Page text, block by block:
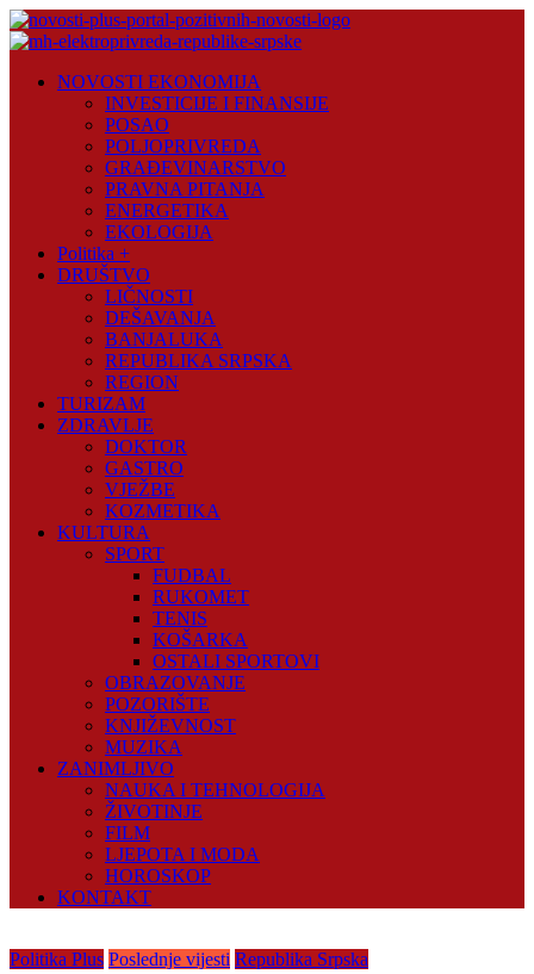
Skip
to
Plus
NOVOSTI EKONOMIJA
INVESTICIJE I FINANSIJE
POSAO
POLJOPRIVREDA
GRAĐEVINARSTVO
PRAVNA PITANJA
ENERGETIKA
EKOLOGIJA
Politika +
DRUŠTVO
LIČNOSTI
DEŠAVANJA
BANJALUKA
REPUBLIKA SRPSKA
REGION
TURIZAM
ZDRAVLJE
DOKTOR
GASTRO
VJEŽBE
KOZMETIKA
KULTURA
SPORT
FUDBAL
RUKOMET
TENIS
KOŠARKA
OSTALI SPORTOVI
OBRAZOVANJE
POZORIŠTE
KNJIŽEVNOST
MUZIKA
ZANIMLJIVO
NAUKA I TEHNOLOGIJA
ŽIVOTINJE
FILM
LJEPOTA I MODA
HOROSKOP
KONTAKT
Politika Plus Poslednje vijesti Republika Srpska